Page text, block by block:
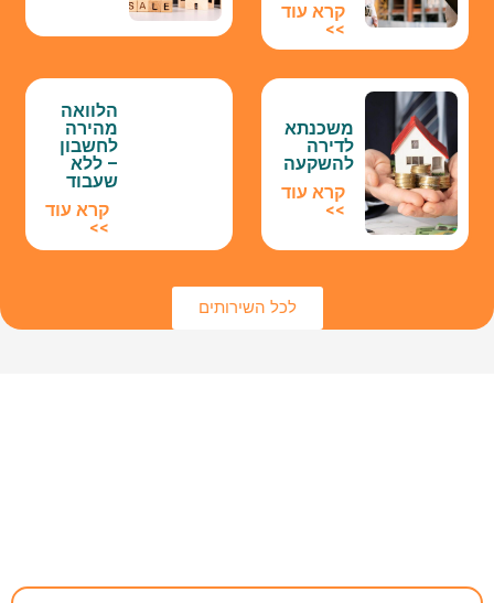
קרא עוד
>>
משכנתא
לדירה
להשקעה
קרא עוד
>>
הלוואה
מהירה
לחשבון
– ללא
שעבוד
קרא עוד
>>
לכל השירותים